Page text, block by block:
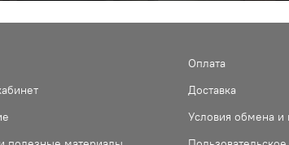
Оплата
Доставка
Условия обмена и